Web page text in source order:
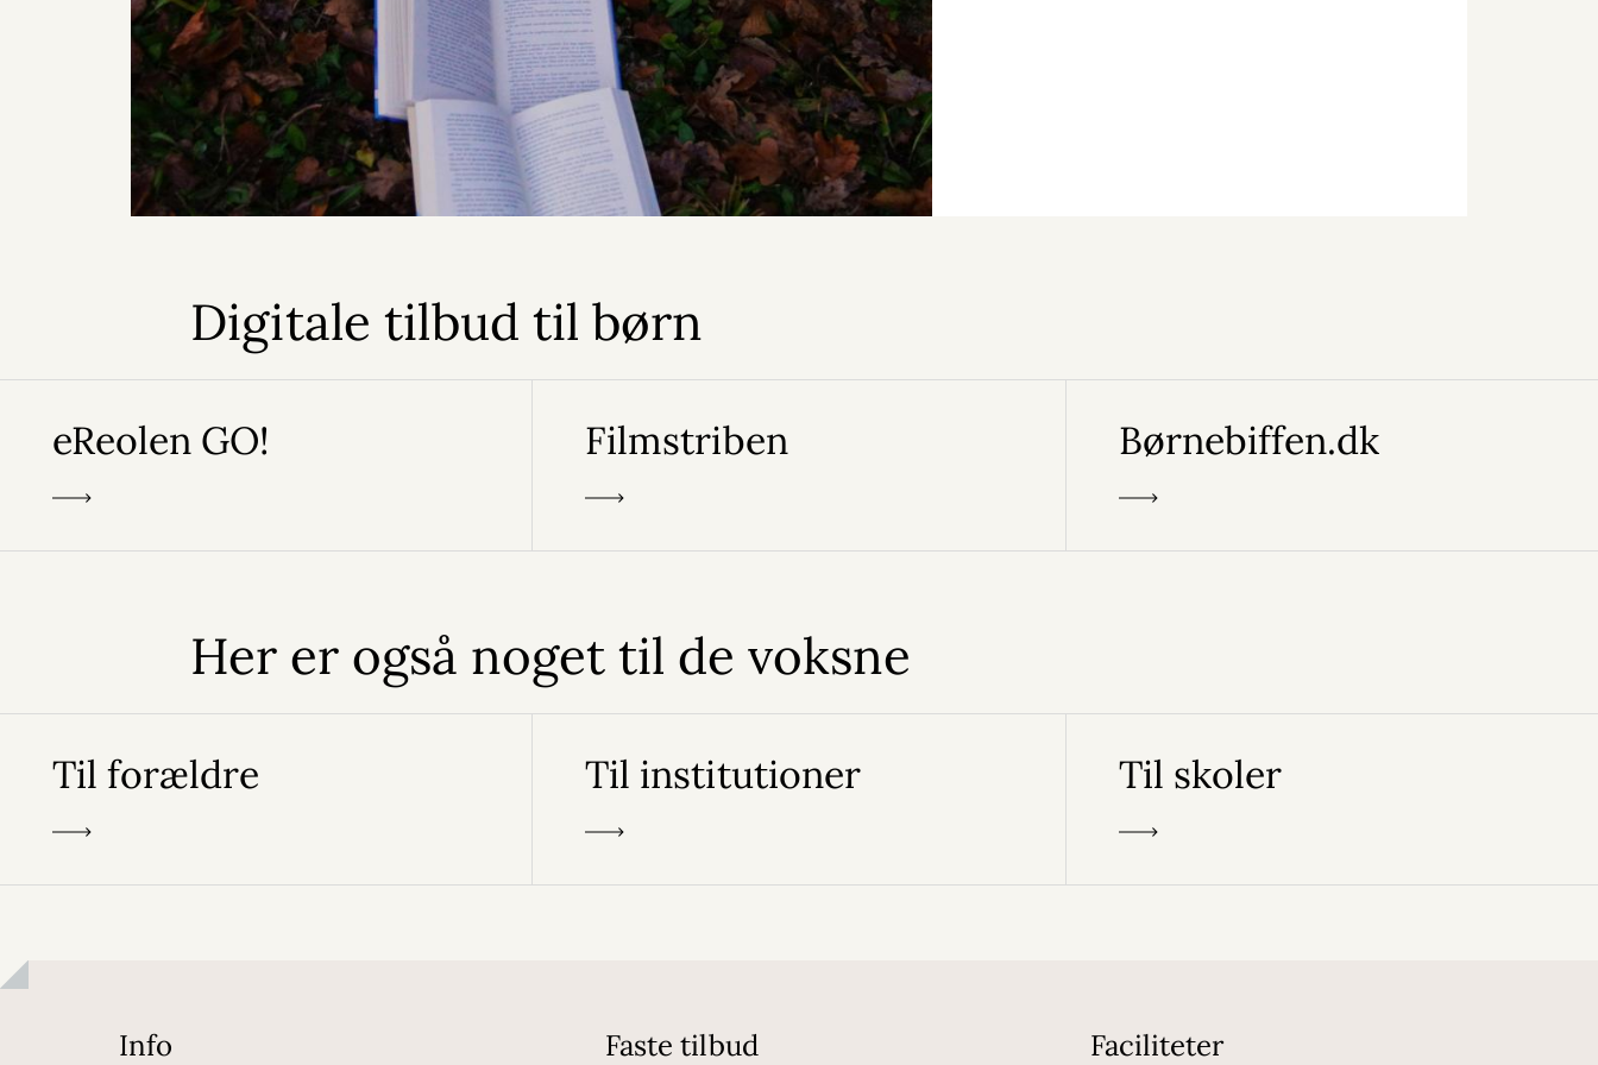
Digitale tilbud til børn
eReolen GO! Filmstriben Børnebiffen.dk
Her er også noget til de voksne
Til forældre Til institutioner Til skoler
Info Faste tilbud Faciliteter